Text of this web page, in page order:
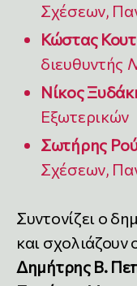
Σχέσεων,
Κώστας
διευθυντής
Νίκος
Εξωτερικών
Σωτήρης
Σχέσεων,
Συντονίζει ο
και σχολιάζουν
Δημήτρης Β.